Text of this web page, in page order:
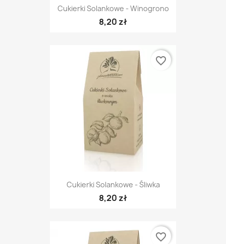
Cukierki Solankowe - Winogrono
8,20 zł
Cukierki Solankowe - Śliwka
8,20 zł
favorite_border
favorite_border